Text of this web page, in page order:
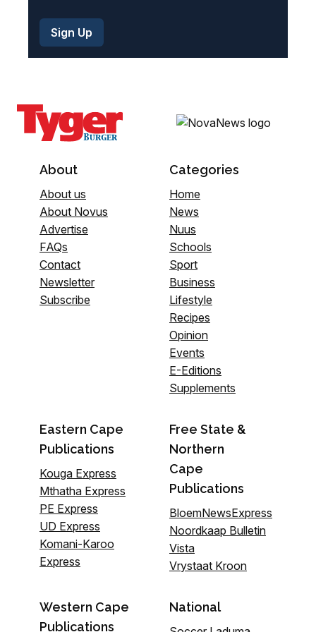
About
About us
About Novus
Advertise
FAQs
Contact
Newsletter
Subscribe
Categories
Home
News
Nuus
Schools
Sport
Business
Lifestyle
Recipes
Opinion
Events
E-Editions
Supplements
Eastern Cape
Publications
Kouga Express
Mthatha Express
PE Express
UD Express
Komani-Karoo
Express
Free State &
Northern
Cape
Publications
BloemNewsExpress
Noordkaap Bulletin
Vista
Vrystaat Kroon
Western Cape
Publications
National